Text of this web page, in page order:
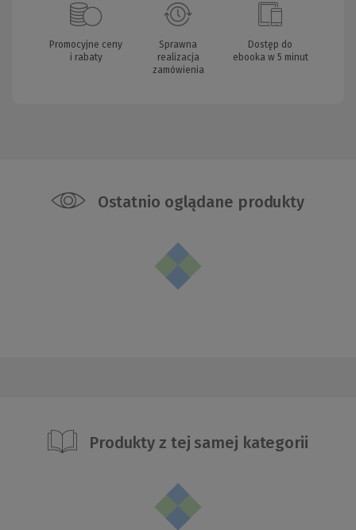
Promocyjne ceny
i rabaty
Sprawna
realizacja
zamówienia
Dostęp do
ebooka w 5 minut
Ostatnio oglądane produkty
Produkty z tej samej kategorii